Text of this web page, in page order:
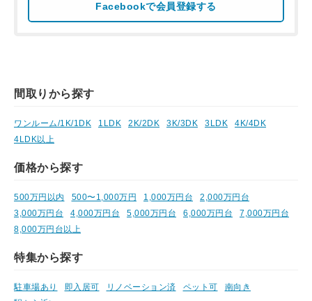
Facebookで会員登録する
間取りから探す
ワンルーム/1K/1DK 1LDK 2K/2DK 3K/3DK 3LDK
4K/4DK
4LDK以上
価格から探す
500万円以内 500〜1,000万円 1,000万円台
2,000万円台
3,000万円台
4,000万円台 5,000万円台 6,000万円台
7,000万円台
8,000万円台以上
特集から探す
駐車場あり 即入居可 リノベーション済 ペット可
南向き